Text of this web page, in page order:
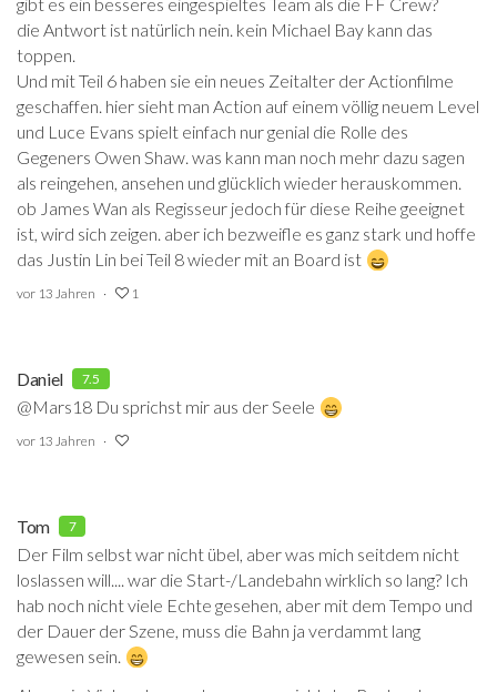
die Antwort ist natürlich nein. kein Michael Bay kann das
toppen.
Und mit Teil 6 haben sie ein neues Zeitalter der Actionfilme
geschaffen. hier sieht man Action auf einem völlig neuem Level
und Luce Evans spielt einfach nur genial die Rolle des
Gegeners Owen Shaw. was kann man noch mehr dazu sagen
als reingehen, ansehen und glücklich wieder herauskommen.
ob James Wan als Regisseur jedoch für diese Reihe geeignet
ist, wird sich zeigen. aber ich bezweifle es ganz stark und hoffe
das Justin Lin bei Teil 8 wieder mit an Board ist
vor 13 Jahren 1
Daniel 7.5
@Mars18 Du sprichst mir aus der Seele
vor 13 Jahren
Tom 7
Der Film selbst war nicht übel, aber was mich seitdem nicht
loslassen will.... war die Start-/Landebahn wirklich so lang? Ich
hab noch nicht viele Echte gesehen, aber mit dem Tempo und
der Dauer der Szene, muss die Bahn ja verdammt lang
gewesen sein.